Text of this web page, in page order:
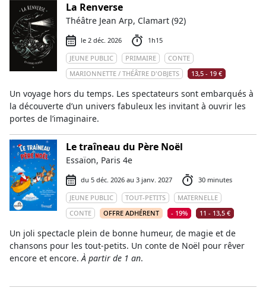
La Renverse
Théâtre Jean Arp, Clamart (92)
le 2 déc. 2026
1h15
JEUNE PUBLIC
PRIMAIRE
CONTE
MARIONNETTE / THÉÂTRE D'OBJETS
13,5 - 19 €
Un voyage hors du temps. Les spectateurs sont embarqués à
la découverte d’un univers fabuleux les invitant à ouvrir les
portes de l’imaginaire.
Le traîneau du Père Noël
Essaïon, Paris 4e
du 5 déc. 2026 au 3 janv. 2027
30 minutes
JEUNE PUBLIC
TOUT-PETITS
MATERNELLE
CONTE
OFFRE ADHÉRENT - 19% 11 - 13,5 €
Un joli spectacle plein de bonne humeur, de magie et de
chansons pour les tout-petits. Un conte de Noël pour rêver
encore et encore.À partir de 1 an.